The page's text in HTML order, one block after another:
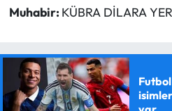
Muhabir: KÜBRA DİLARA
Futbol